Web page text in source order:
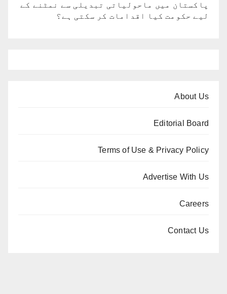
پاکستان میں ماحولیاتی تبدیلی سے نمٹنے کے
لیے حکومت کیا اقدامات کر سکتی ہے؟
About Us
Editorial Board
Terms of Use & Privacy Policy
Advertise With Us
Careers
Contact Us